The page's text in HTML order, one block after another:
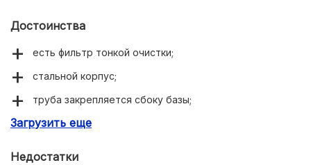
Достоинства
есть фильтр тонкой очистки;
стальной корпус;
труба закрепляется сбоку базы;
вместительный контейнер 20 л.
Загрузить еще
Недостатки